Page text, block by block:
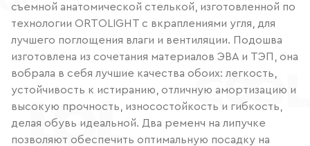
съемной анатомической стелькой, изготовленной по
технологии ORTOLIGHT с вкраплениями угля, для
лучшего поглощения влаги и вентиляции. Подошва
изготовлена из сочетания материалов ЭВА и ТЭП, она
вобрала в себя лучшие качества обоих: легкость,
устойчивость к истиранию, отличную амортизацию и
высокую прочность, износостойкость и гибкость,
делая обувь идеальной. Два ременч на липучке
позволяют обеспечить оптимальную посадку на